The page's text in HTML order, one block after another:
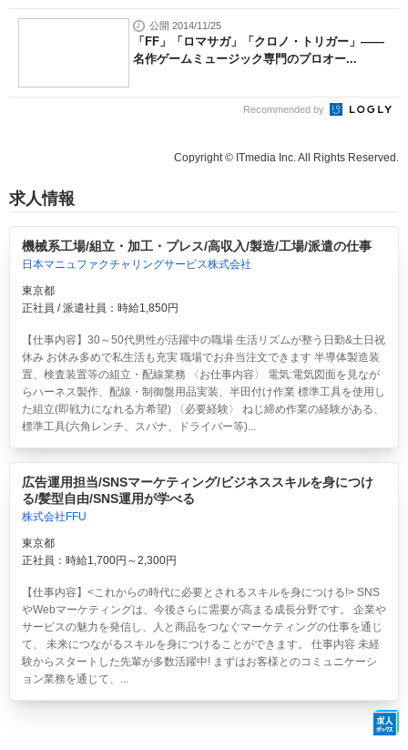
公開 2014/11/25
「FF」「ロマサガ」「クロノ・トリガー」――
名作ゲームミュージック専門のプロオー...
Recommended by
Copyright © ITmedia Inc. All Rights Reserved.
求人情報
機械系工場/組立・加工・プレス/高収入/製造/工場/派遣の仕事
日本マニュファクチャリングサービス株式会社
東京都
正社員 / 派遣社員：時給1,850円
【仕事内容】30～50代男性が活躍中の職場 生活リズムが整う日勤&土日祝
休み お休み多めで私生活も充実 職場でお弁当注文できます 半導体製造装
置、検査装置等の組立・配線業務 〈お仕事内容〉 電気:電気図面を見なが
らハーネス製作、配線・制御盤用品実装、半田付け作業 標準工具を使用し
た組立(即戦力になれる方希望) 〈必要経験〉 ねじ締め作業の経験がある、
標準工具(六角レンチ、スパナ、ドライバー等)...
広告運用担当/SNSマーケティング/ビジネススキルを身につけ
る/髪型自由/SNS運用が学べる
株式会社FFU
東京都
正社員：時給1,700円～2,300円
【仕事内容】<これからの時代に必要とされるスキルを身につける!> SNS
やWebマーケティングは、今後さらに需要が高まる成長分野です。 企業や
サービスの魅力を発信し、人と商品をつなぐマーケティングの仕事を通じ
て、 未来につながるスキルを身につけることができます。 仕事内容 未経
験からスタートした先輩が多数活躍中! まずはお客様とのコミュニケーシ
ョン業務を通じて、...